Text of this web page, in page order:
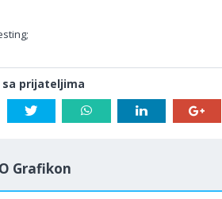
prijateljima
Grafikon